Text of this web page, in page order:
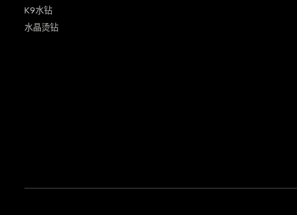
K9水钻
水晶烫钻